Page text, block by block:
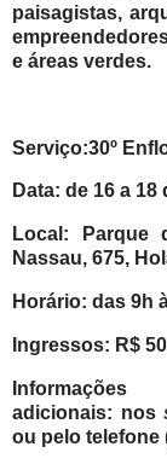
paisagistas,
e áreas verdes.
Serviço:30º
Data: de 16 a
Local: Parque
Nassau, 675,
Horário: das 9h
Ingressos: R$
Informações
adicionais: nos
ou pelo telefone